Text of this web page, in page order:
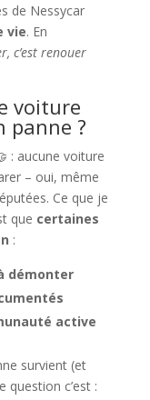
de Nessycar
vie. En
c’est renouer
voiture
panne ?
: aucune voiture
– oui, même
Ce que je
que certaines
:
démonter
active
survient (et
question c’est :